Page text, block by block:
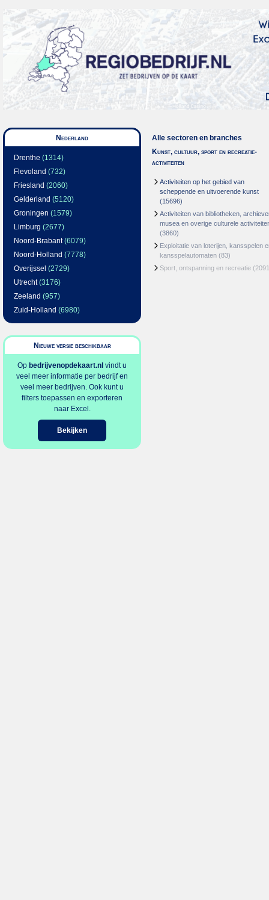
Nederland
Drenthe (1314)
Flevoland (732)
Friesland (2060)
Gelderland (5120)
Groningen (1579)
Limburg (2677)
Noord-Brabant(6079)
Noord-Holland (7778)
Overijssel (2729)
Utrecht(3176)
Zeeland (957)
Zuid-Holland (6980)
Nieuwe versie beschikbaar
Op bedrijvenopdekaart.nl vindt u
veel meer informatie per bedrijf en
veel meer bedrijven. Ook kunt u
filters toepassen en exporteren
naar Excel.
Bekijken
Alle sectoren en branches
Kunst, cultuur, sport en recreatie-
activiteiten
Activiteiten op het gebied van
scheppende en uitvoerende kunst
(15696)
Activiteiten van bibliotheken,
musea en overige culturele
(3860)
Exploitatie van loterijen, kansspelen
kansspelautomaten (83)
Sport, ontspanning en recreatie